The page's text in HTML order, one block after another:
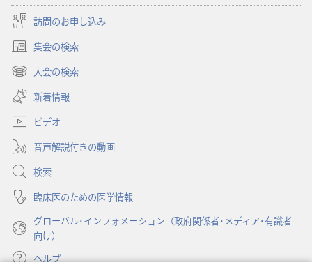
訪問のお申し込み
集会の検索
（新
し
タ
で
開
く）
大会の検索
（新
し
い
タ
ブ
で
開
く）
新着情報
ビデオ
音声解説付きの動画
検索
臨床医のための医学情報
グローバル･インフォメーション（政府関係者･メディア･有識者
向け）
ヘルプ